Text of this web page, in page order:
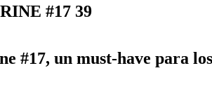
#17 39
#17, un must-have para